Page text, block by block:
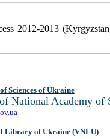
2012-2013
Sciences of Ukraine
National Academy of
Library of Ukraine (VNLU)